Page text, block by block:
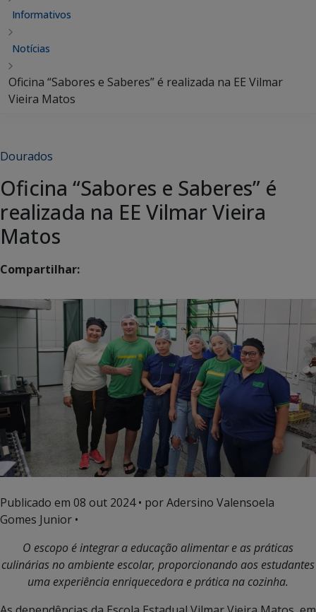
Informativos
Notícias
Oficina “Sabores e Saberes” é realizada na EE Vilmar
Vieira Matos
Dourados
Oficina “Sabores e Saberes” é
realizada na EE Vilmar Vieira
Matos
Compartilhar:
Publicado em 08 out 2024• por Adersino Valensoela
Gomes Junior •
O escopo é integrar a educação alimentar e as práticas
culinárias no ambiente escolar, proporcionando aos estudantes
uma experiência enriquecedora e prática na cozinha.